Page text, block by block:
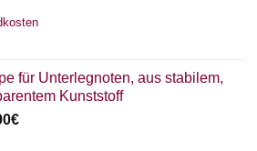
für Unterlegnoten, aus stabilem,
Kunststoff
€